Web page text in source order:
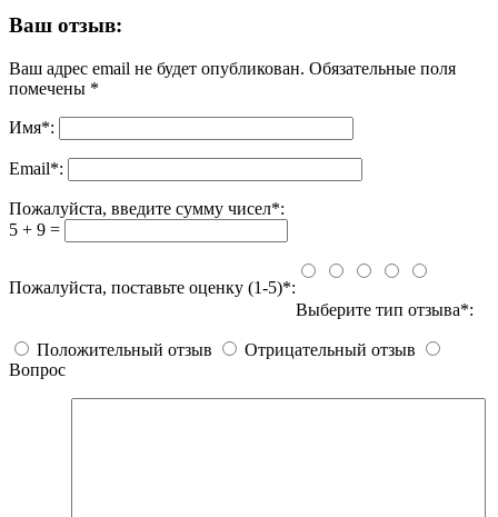
Ваш отзыв:
Ваш адрес email не будет опубликован. Обязательные поля
помечены *
Имя*:
Email*:
Пожалуйста, введите сумму чисел*:
5 + 9 =
Пожалуйста, поставьте оценку (1-5)*:
Выберите тип отзыва*:
Положительный отзыв
Отрицательный отзыв
Вопрос